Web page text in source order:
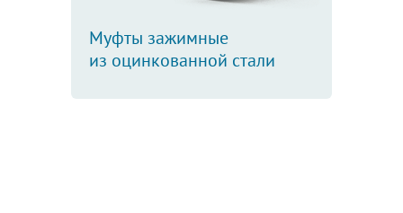
Муфты зажимные
из оцинкованной стали